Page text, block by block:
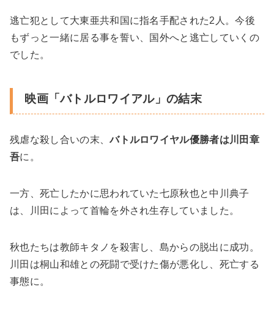
逃亡犯として大東亜共和国に指名手配された2人。今後
もずっと一緒に居る事を誓い、国外へと逃亡していくの
でした。
映画「バトルロワイアル」の結末
残虐な殺し合いの末、バトルロワイヤル優勝者は川田章
吾に。
一方、死亡したかに思われていた七原秋也と中川典子
は、川田によって首輪を外され生存していました。
秋也たちは教師キタノを殺害し、島からの脱出に成功。
川田は桐山和雄との死闘で受けた傷が悪化し、死亡する
事態に。